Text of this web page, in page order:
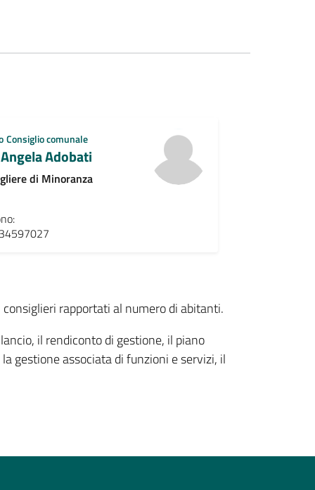
Consiglio comunale
Adobati
di Minoranza
rapportati al numero di abitanti.
il rendiconto di gestione, il piano
gestione associata di funzioni e servizi, il